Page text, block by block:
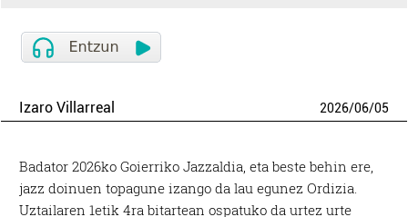
Izaro Villarreal 2026/06/05
Badator 2026ko Goierriko Jazzaldia, eta beste behin ere,
jazz doinuen topagune izango da lau egunez Ordizia.
Uztailaren 1etik 4ra bitartean ospatuko da urtez urte